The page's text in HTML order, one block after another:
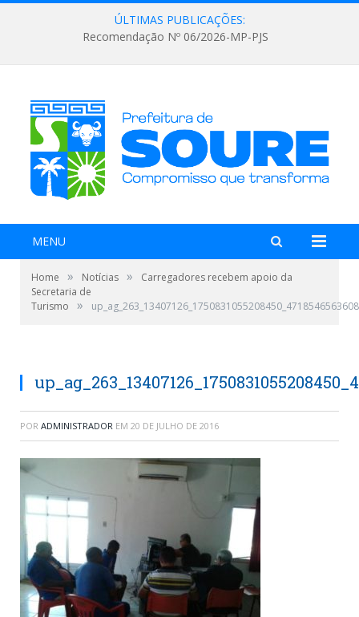
ÚLTIMAS PUBLICAÇÕES:
Recomendação Nº 06/2026-MP-PJS
MENU
Home » Notícias »
Carregadores recebem apoio da
Secretaria de
Turismo
»
POR ADMINISTRADOR EM 20 DE JULHO DE 2016